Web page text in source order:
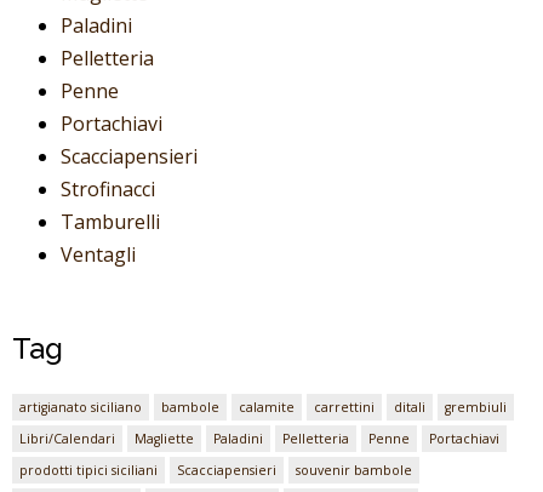
Paladini
Pelletteria
Penne
Portachiavi
Scacciapensieri
Strofinacci
Tamburelli
Ventagli
Tag
artigianato siciliano bambole calamite carrettini ditali
grembiuli
Libri/Calendari
Magliette Paladini Pelletteria Penne
Portachiavi
prodotti tipici siciliani
Scacciapensieri
souvenir bambole